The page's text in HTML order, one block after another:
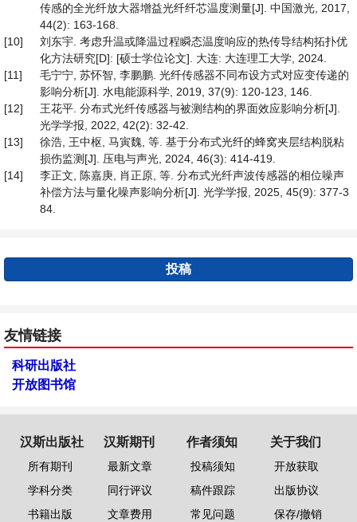
传感的全光纤放大器增益光纤纤芯温度测量[J]. 中国激光, 2017,
44(2): 163-168.
[10]
刘东宇. 考虑升温或降温过程瞬态温度响应的热传导结构拓扑优
化方法研究[D]: [硕士学位论文]. 大连: 大连理工大学, 2024.
[11]
毛宁宁, 苏怀智, 李鹏鹏. 光纤传感器不同布设方式对应变传递的
影响分析[J]. 水电能源科学, 2019, 37(9): 120-123, 146.
[12]
王花平. 分布式光纤传感器与被测结构的界面效应影响分析[J].
光学学报, 2022, 42(2): 32-42.
[13]
徐浩, 王中枢, 马寅魏, 等. 基于分布式光纤的蜂窝夹层结构脱粘
损伤监测[J]. 压电与声光, 2024, 46(3): 414-419.
[14]
李正文, 陈嘉庚, 肖正原, 等. 分布式光纤声波传感器的相位噪声
补偿方法与量化噪声影响分析[J]. 光学学报, 2025, 45(9): 377-3
84.
投稿
友情链接
科研出版社
开放图书馆
汉斯出版社
所有期刊
学科分类
书籍出版
汉斯期刊
最新文章
同行评议
文章费用
作者须知
投稿须知
稿件跟踪
常见问题
关于我们
开放获取
出版协议
保存/撤销